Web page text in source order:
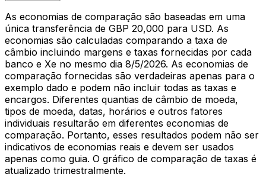
As economias de comparação são baseadas em uma
única transferência de GBP 20,000 para USD. As
economias são calculadas comparando a taxa de
câmbio incluindo margens e taxas fornecidas por cada
banco e Xe no mesmo dia 8/5/2026. As economias de
comparação fornecidas são verdadeiras apenas para o
exemplo dado e podem não incluir todas as taxas e
encargos. Diferentes quantias de câmbio de moeda,
tipos de moeda, datas, horários e outros fatores
individuais resultarão em diferentes economias de
comparação. Portanto, esses resultados podem não ser
indicativos de economias reais e devem ser usados
apenas como guia. O gráfico de comparação de taxas é
atualizado trimestralmente.